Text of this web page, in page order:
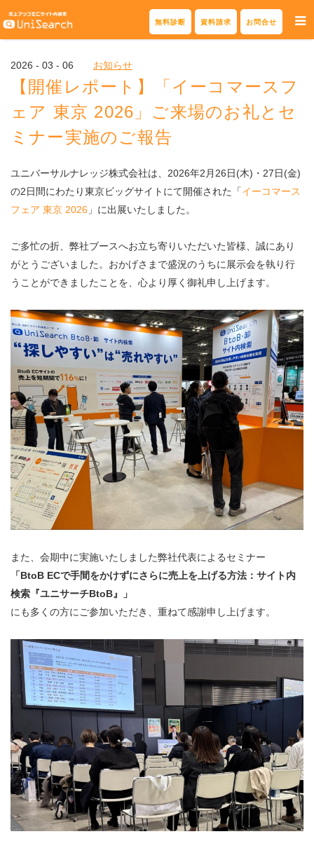
Skip
to
無料診断 資料請求 お問合せ
2026 - 03 - 06 お知らせ
【開催レポート】「イーコマースフ
ェア 東京 2026」ご来場のお礼とセ
ミナー実施のご報告
ユニバーサルナレッジ株式会社は、2026年2月26日(木)・27日(金)
の2日間にわたり東京ビッグサイトにて開催された「イーコマース
フェア 東京 2026 」に出展いたしました。
ご多忙の折、弊社ブースへお立ち寄りいただいた皆様、誠にあり
がとうございました。おかげさまで盛況のうちに展示会を執り行
うことができましたことを、心より厚く御礼申し上げます。
また、会期中に実施いたしました弊社代表によるセミナー
「BtoB ECで手間をかけずにさらに売上を上げる方法：サイト内
検索『ユニサーチBtoB』」
にも多くの方にご参加いただき、重ねて感謝申し上げます。